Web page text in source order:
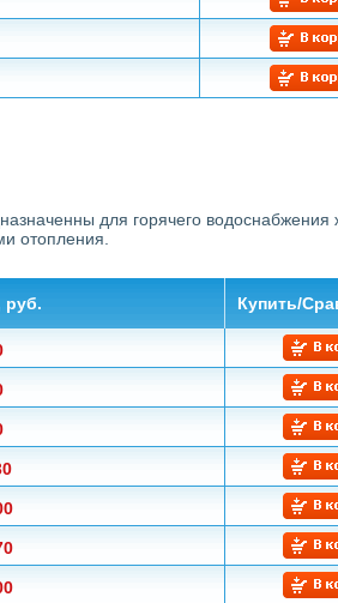
для горячего водоснабжения
отопления.
руб. Купить/